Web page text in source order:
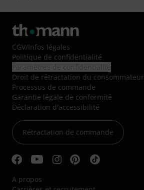
CGV/Infos légales
Politique de confidentialité
Droit de rétractation du consommateur
Processus de commande
Garantie légale de conformité
Déclaration d'accessibilité
Rétractation de commande
A propos